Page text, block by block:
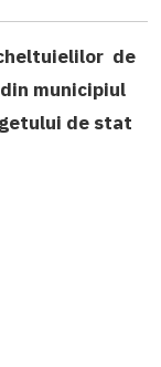
de
municipiul
de stat